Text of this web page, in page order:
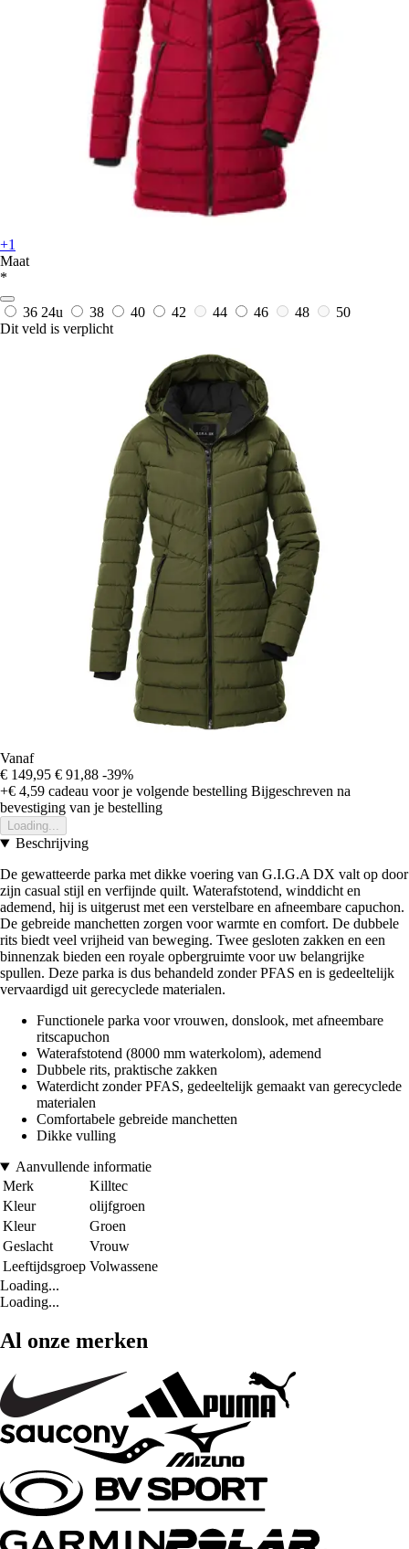
+1
Maat
*
36 24u 38 40 42 44 46 48
50
Dit veld is verplicht
Vanaf
€ 149,95 € 91,88 -39%
+€ 4,59 cadeau voor je volgende bestelling Bijgeschreven na
bevestiging van je bestelling
Loading...
Beschrijving
De gewatteerde parka met dikke voering van G.I.G.A DX valt op door
zijn casual stijl en verfijnde quilt. Waterafstotend, winddicht en
ademend, hij is uitgerust met een verstelbare en afneembare capuchon.
De gebreide manchetten zorgen voor warmte en comfort. De dubbele
rits biedt veel vrijheid van beweging. Twee gesloten zakken en een
binnenzak bieden een royale opbergruimte voor uw belangrijke
spullen. Deze parka is dus behandeld zonder PFAS en is gedeeltelijk
vervaardigd uit gerecyclede materialen.
Functionele parka voor vrouwen, donslook, met afneembare
ritscapuchon
Waterafstotend (8000 mm waterkolom), ademend
Dubbele rits, praktische zakken
Waterdicht zonder PFAS, gedeeltelijk gemaakt van gerecyclede
materialen
Comfortabele gebreide manchetten
Dikke vulling
Aanvullende informatie
Merk
Killtec
Kleur
olijfgroen
Kleur
Groen
Geslacht
Vrouw
Leeftijdsgroep Volwassene
Loading...
Loading...
Al onze merken